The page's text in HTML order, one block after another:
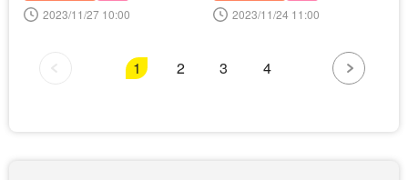
2023/11/27 10:00 2023/11/24 11:00
1 2 3 4